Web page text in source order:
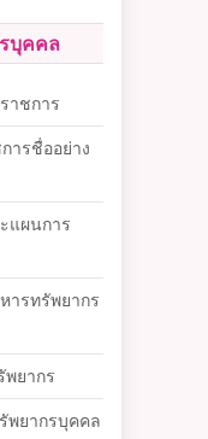
บุคคล
าชการ
ารชื่ออย่าง
แผนการ
ารทรัพยากร
ยากร
พยากรบุคคล